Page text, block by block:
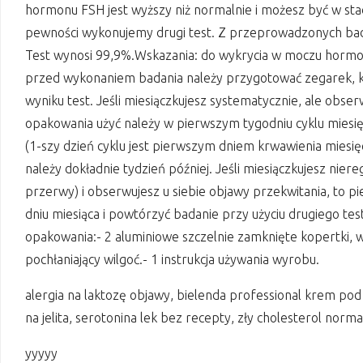
hormonu FSH jest wyższy niż normalnie i możesz być w
pewności wykonujemy drugi test. Z przeprowadzonych
Test wynosi 99,9%.Wskazania: do wykrycia w moczu
przed wykonaniem badania należy przygotować
wyniku test. Jeśli miesiączkujesz systematycznie, ale
opakowania użyć należy w pierwszym tygodniu cyklu
(1-szy dzień cyklu jest pierwszym dniem krwawienia
należy dokładnie tydzień później. Jeśli miesiączkujesz
przerwy) i obserwujesz u siebie objawy przekwitania, to
dniu miesiąca i powtórzyć badanie przy użyciu drugiego
opakowania:- 2 aluminiowe szczelnie zamknięte kopertki,
pochłaniający wilgoć.- 1 instrukcja używania wyrobu.
alergia na laktozę objawy, bielenda professional krem
na jelita, serotonina lek bez recepty, zły cholesterol norma
yyyyy